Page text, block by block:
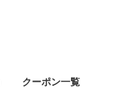
クーポン一覧